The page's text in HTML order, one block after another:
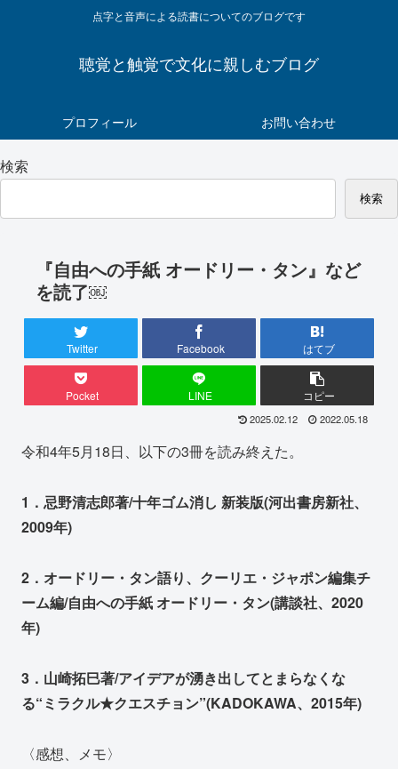
点字と音声による読書についてのブログです
聴覚と触覚で文化に親しむブログ
プロフィール お問い合わせ
検索
検索
『自由への手紙 オードリー・タン』など
を読了￼
Twitter Facebook はてブ
Pocket LINE コピー
2025.02.12 2022.05.18
令和4年5月18日、以下の3冊を読み終えた。
1．忌野清志郎著/十年ゴム消し 新装版(河出書房新社、
2009年)
2．オードリー・タン語り、クーリエ・ジャポン編集チ
ーム編/自由への手紙 オードリー・タン(講談社、2020
年)
3．山崎拓巳著/アイデアが湧き出してとまらなくな
る“ミラクル★クエスチョン”(KADOKAWA、2015年)
〈感想、メモ〉